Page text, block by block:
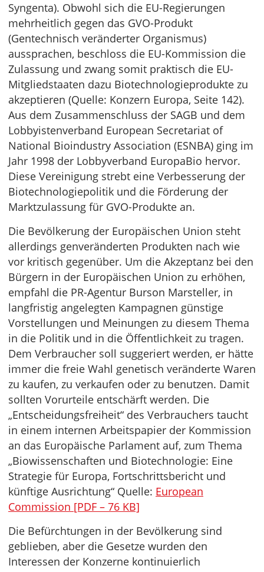
Syngenta). Obwohl sich die EU-Regierungen
mehrheitlich gegen das GVO-Produkt
(Gentechnisch veränderter Organismus)
aussprachen, beschloss die EU-Kommission die
Zulassung und zwang somit praktisch die EU-
Mitgliedstaaten dazu Biotechnologieprodukte zu
akzeptieren (Quelle: Konzern Europa, Seite 142).
Aus dem Zusammenschluss der SAGB und dem
Lobbyistenverband European Secretariat of
National Bioindustry Association (ESNBA) ging im
Jahr 1998 der Lobbyverband EuropaBio hervor.
Diese Vereinigung strebt eine Verbesserung der
Biotechnologiepolitik und die Förderung der
Marktzulassung für GVO-Produkte an.
Die Bevölkerung der Europäischen Union steht
allerdings genveränderten Produkten nach wie
vor kritisch gegenüber. Um die Akzeptanz bei den
Bürgern in der Europäischen Union zu erhöhen,
empfahl die PR-Agentur Burson Marsteller, in
langfristig angelegten Kampagnen günstige
Vorstellungen und Meinungen zu diesem Thema
in die Politik und in die Öffentlichkeit zu tragen.
Dem Verbraucher soll suggeriert werden, er hätte
immer die freie Wahl genetisch veränderte Waren
zu kaufen, zu verkaufen oder zu benutzen. Damit
sollten Vorurteile entschärft werden. Die
„Entscheidungsfreiheit“ des Verbrauchers taucht
in einem internen Arbeitspapier der Kommission
an das Europäische Parlament auf, zum Thema
„Biowissenschaften und Biotechnologie: Eine
Strategie für Europa, Fortschrittsbericht und
künftige Ausrichtung“ Quelle: European
Commission [PDF – 76 KB]
Die Befürchtungen in der Bevölkerung sind
geblieben, aber die Gesetze wurden den
Interessen der Konzerne kontinuierlich